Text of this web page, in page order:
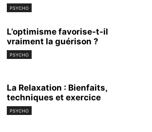
PSYCHO
L’optimisme favorise-t-il
vraiment la guérison ?
PSYCHO
La Relaxation : Bienfaits,
techniques et exercice
PSYCHO